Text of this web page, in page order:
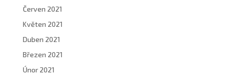
Červen 2021
Květen 2021
Duben 2021
Březen 2021
Únor 2021